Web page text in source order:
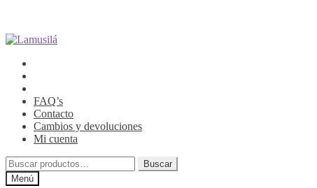
Ir
navegación
Ir
contenido
FAQ’s
Contacto
Cambios y devoluciones
Mi cuenta
Buscar
por:
Buscar
Menú